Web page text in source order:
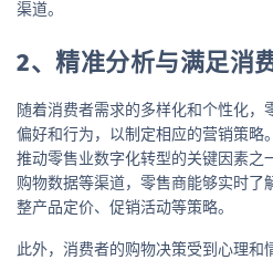
渠道。
2、精准分析与满足消
随着消费者需求的多样化和个性化，
偏好和行为，以制定相应的营销策略
推动零售业数字化转型的关键因素之
购物数据等渠道，零售商能够实时了
整产品定价、促销活动等策略。
此外，消费者的购物决策受到心理和